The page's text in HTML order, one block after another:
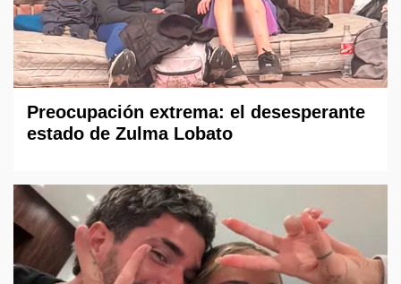
Preocupación extrema: el desesperante
estado de Zulma Lobato